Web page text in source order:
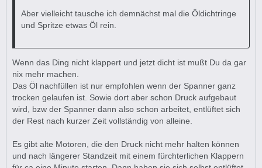
Aber vielleicht tausche ich demnächst mal die Öldichtringe
und Spritze etwas Öl rein.
Wenn das Ding nicht klappert und jetzt dicht ist mußt Du da gar
nix mehr machen.
Das Öl nachfüllen ist nur empfohlen wenn der Spanner ganz
trocken gelaufen ist. Sowie dort aber schon Druck aufgebaut
wird, bzw der Spanner dann also schon arbeitet, entlüftet sich
der Rest nach kurzer Zeit vollständig von alleine.
Es gibt alte Motoren, die den Druck nicht mehr halten können
und nach längerer Standzeit mit einem fürchterlichen Klappern